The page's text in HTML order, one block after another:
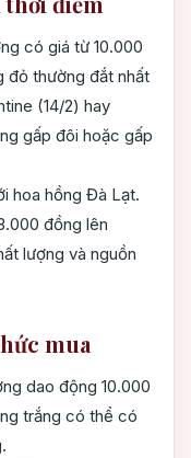
có giá từ 10.000
đỏ thường đắt nhất
(14/2) hay
gấp đôi hoặc gấp
hoa hồng Đà Lạt.
đồng lên
lượng và nguồn
mua
dao động 10.000
trắng có thể có